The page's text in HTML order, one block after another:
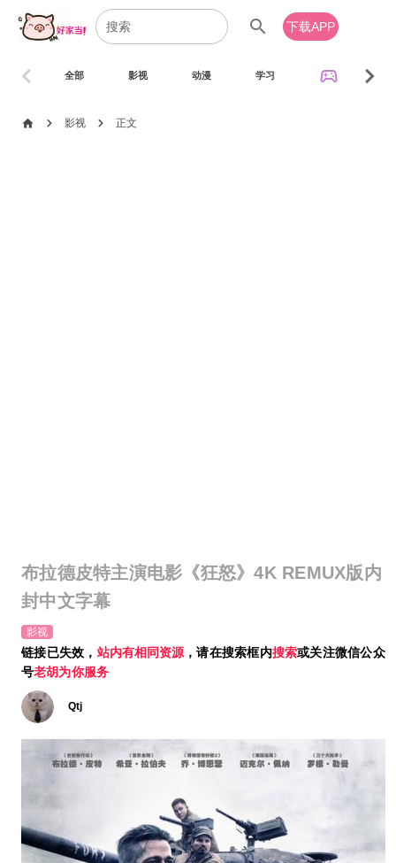
search 下载APP
全部 影视 动漫 学习 sports_esports
chevron_left chevron_right
home chevron_right 影视 chevron_right 正文
布拉德皮特主演电影《狂怒》4K REMUX版内
封中文字幕
影视
链接已失效， 站内有相同资源 ，请在搜索框内搜索或关注微信公众
号老胡为你服务
Qtj